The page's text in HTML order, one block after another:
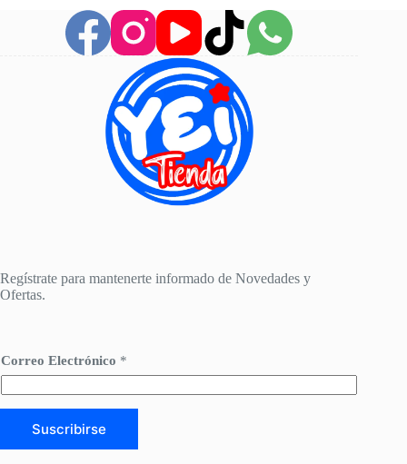
Las
opciones
se
pueden
página
producto
Regístrate para mantenerte informado de Novedades y
Ofertas.
*
C
o
r
o
Correo Electrónico *
Suscribirse